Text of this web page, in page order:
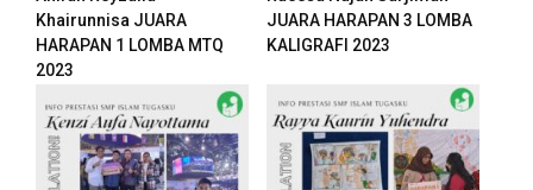
Khairunnisa JUARA
HARAPAN 1 LOMBA MTQ
2023
JUARA HARAPAN 3 LOMBA
KALIGRAFI 2023